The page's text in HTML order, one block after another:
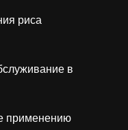
риса
в
применению